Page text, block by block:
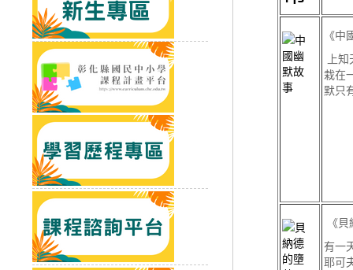
《中
上
栽在
默只
《
有一
耶可